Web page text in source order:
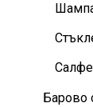
Барово